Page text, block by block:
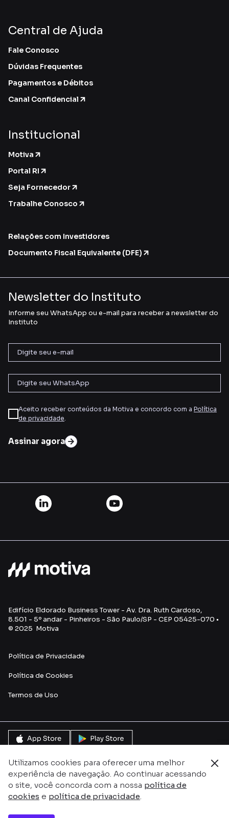
Utilizamos cookies para oferecer uma melhor
experiência de navegação. Ao continuar acessando
o site, você concorda com a nossa política de
cookies e política de privacidade.
Central de Ajuda
Fale Conosco
Dúvidas Frequentes
Pagamentos e Débitos
Canal Confidencial
Institucional
Motiva
Portal RI
Seja Fornecedor
Trabalhe Conosco
Relações com Investidores
Documento Fiscal Equivalente (DFE)
Newsletter do Instituto
Informe seu WhatsApp ou e-mail para receber a newsletter do
Instituto
Aceito receber conteúdos da Motiva e concordo com a Política
de privacidade.
Assinar agora
Edifício Eldorado Business Tower - Av. Dra. Ruth Cardoso,
8.501 - 5º andar - Pinheiros - São Paulo/SP - CEP 05425-070 •
© 2025 Motiva
Política de Privacidade
Política de Cookies
Termos de Uso